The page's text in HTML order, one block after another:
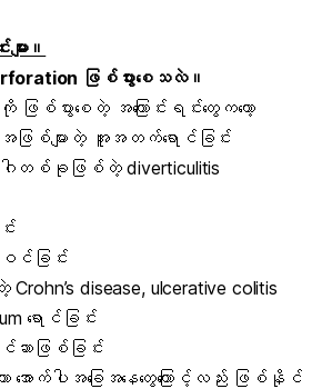
ျား။
ဖြစ်ပွားစေသလဲ။
ြစ်ပွားစေတဲ့ အကြောင်းရင်းတွေကတော့
ြစ်များတဲ့ အူအတက်ရောင်ခြင်း
ရောဂါတစ်ခုဖြစ်တဲ့ diverticulitis
း
ဝင်ခြင်း
Crohn’s disease, ulcerative colitis
ရောင်ခြင်း
င်ဆာဖြစ်ခြင်း
အောက်ပါအခြေအနေတွေကြောင့်လည်း ဖြစ်နိုင်